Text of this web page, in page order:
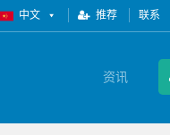
中文 推荐 联系
资讯